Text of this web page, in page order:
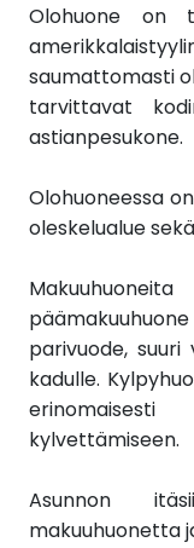
Olohuone on
saumattomasti
tarvittavat
astianpesukone.
Olohuoneessa
oleskelualue
parivuode,
kadulle.
kylvettämiseen.
Asunnon
makuuhuonetta